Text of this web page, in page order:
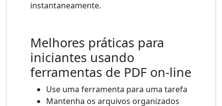
instantaneamente.
Melhores práticas para
iniciantes usando
ferramentas de PDF on-line
Use uma ferramenta para uma tarefa
Mantenha os arquivos organizados